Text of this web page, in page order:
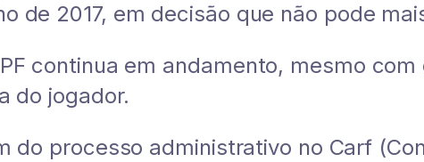
de 2017, em decisão que não pode
continua em andamento, mesmo
do jogador.
do processo administrativo no Carf